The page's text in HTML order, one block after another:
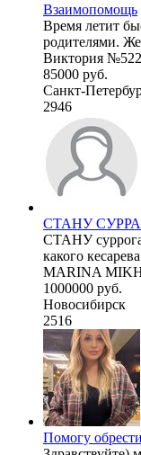
Взаимопомощь
Время летит
родителями.
Виктория
85000 руб.
Санкт-
2946
СТАНУ
СТАНУ
какого
MARINA
1000000 руб.
Новосибирск
2516
Помогу